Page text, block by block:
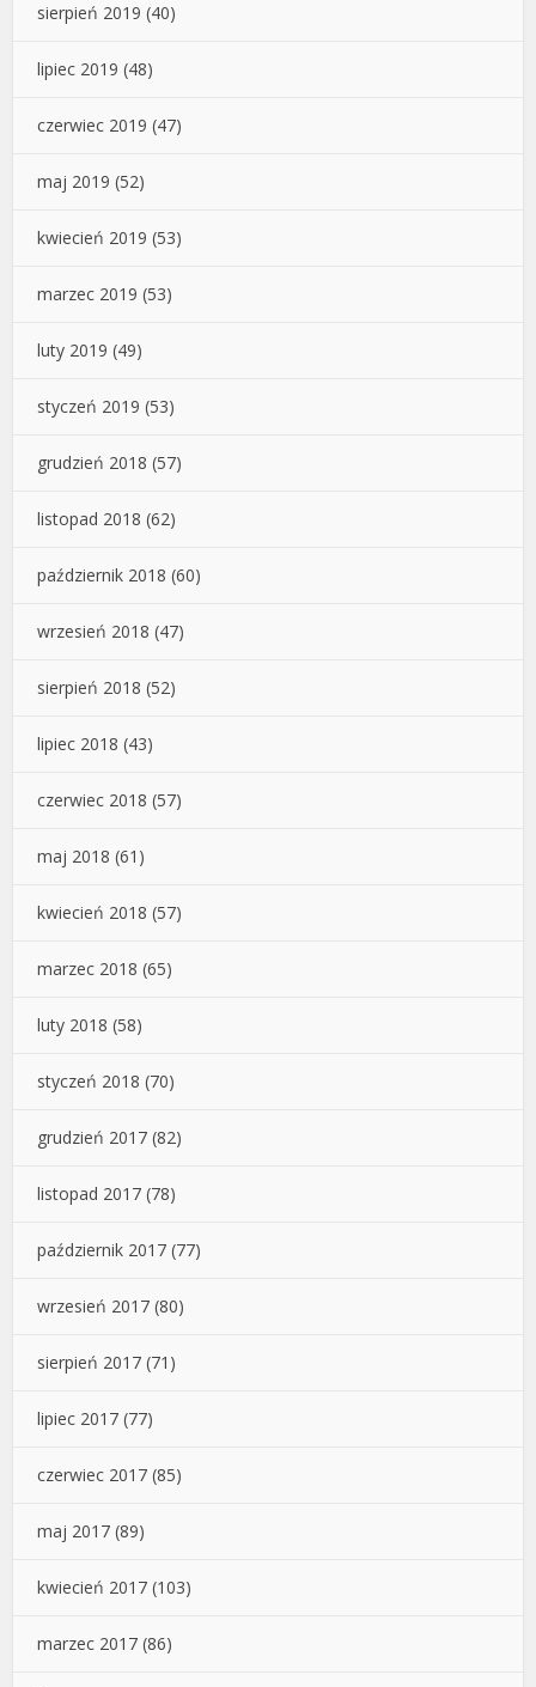
sierpień 2019 (40)
lipiec 2019 (48)
czerwiec 2019 (47)
maj 2019 (52)
kwiecień 2019 (53)
marzec 2019 (53)
luty 2019 (49)
styczeń 2019 (53)
grudzień 2018 (57)
listopad 2018 (62)
październik 2018 (60)
wrzesień 2018 (47)
sierpień 2018 (52)
lipiec 2018 (43)
czerwiec 2018 (57)
maj 2018 (61)
kwiecień 2018 (57)
marzec 2018 (65)
luty 2018 (58)
styczeń 2018 (70)
grudzień 2017 (82)
listopad 2017 (78)
październik 2017 (77)
wrzesień 2017 (80)
sierpień 2017 (71)
lipiec 2017 (77)
czerwiec 2017 (85)
maj 2017 (89)
kwiecień 2017 (103)
marzec 2017 (86)